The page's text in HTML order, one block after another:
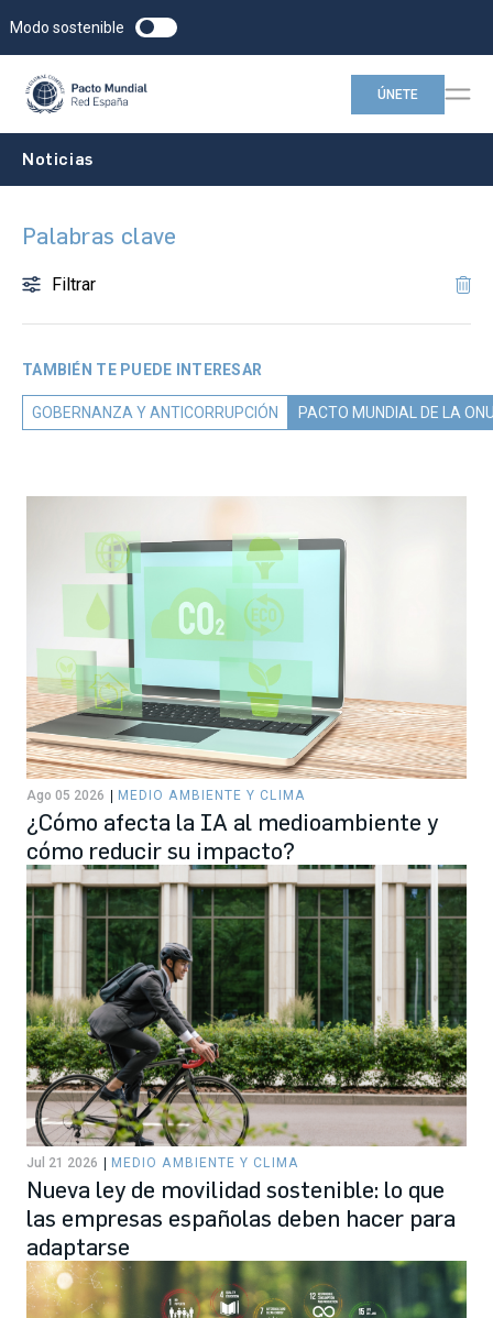
Modo sostenible
ÚNETE
Noticias
Palabras clave
Filtrar
TAMBIÉN TE PUEDE INTERESAR
GOBERNANZA Y ANTICORRUPCIÓN PACTO MUNDIAL DE LA
Ago 05 2026 MEDIO AMBIENTE Y CLIMA
¿Cómo afecta la IA al medioambiente y
cómo reducir su impacto?
Jul 21 2026 MEDIO AMBIENTE Y CLIMA
Nueva ley de movilidad sostenible: lo que
las empresas españolas deben hacer para
adaptarse